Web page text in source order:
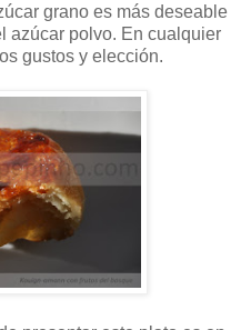
grano es más deseable
azúcar polvo. En cualquier
gustos y elección.